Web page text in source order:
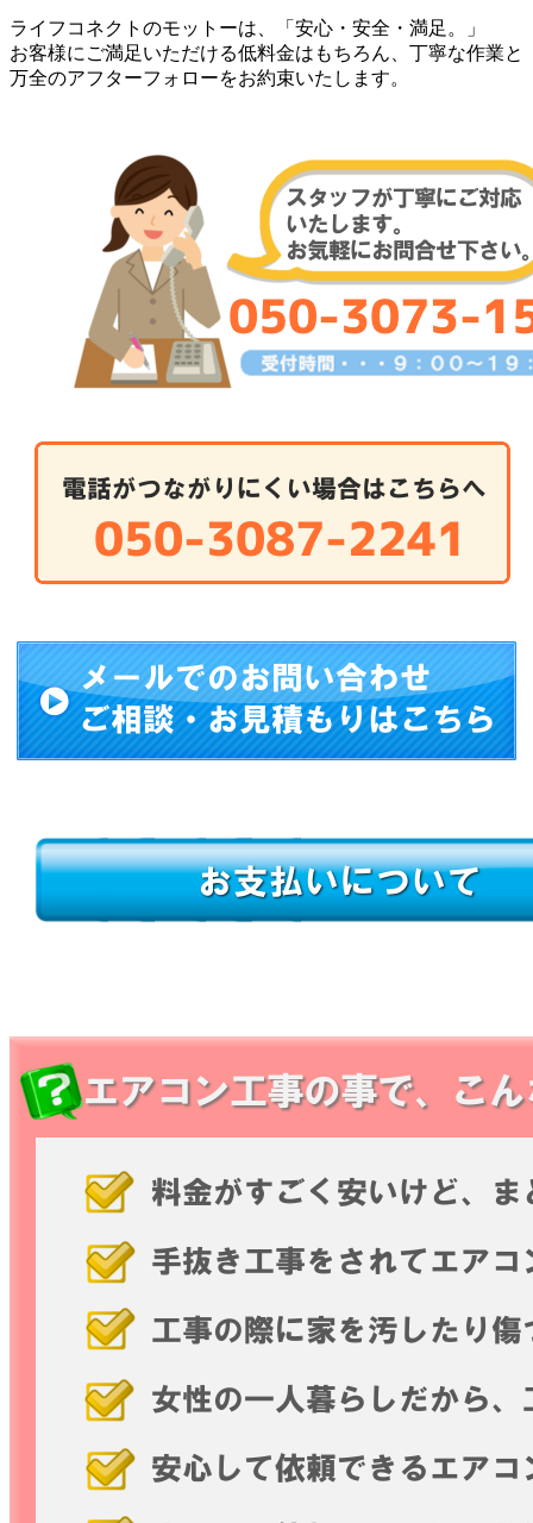
ライフコネクトのモットーは、「安心・安全・満足。」
お客様にご満足いただける低料金はもちろん、丁寧な作業と
万全のアフターフォローをお約束いたします。